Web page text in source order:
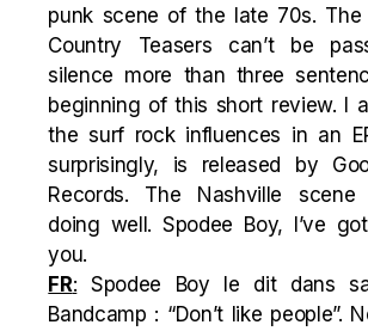
punk scene of the late 70s.
Country Teasers can’t be
silence more than three
beginning of this short review. I
the surf rock influences in an
surprisingly, is released by
Records. The Nashville
doing well. Spodee Boy, I’ve
you.
FR: Spodee Boy le dit dans
Bandcamp : “Don’t like people”.